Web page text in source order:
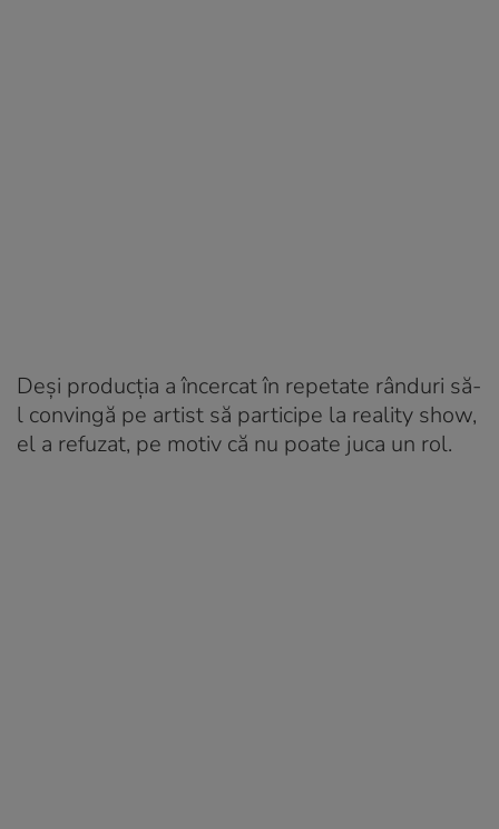
Deși producția a încercat în repetate rânduri să-
l convingă pe artist să participe la reality show,
el a refuzat, pe motiv că nu poate juca un rol.